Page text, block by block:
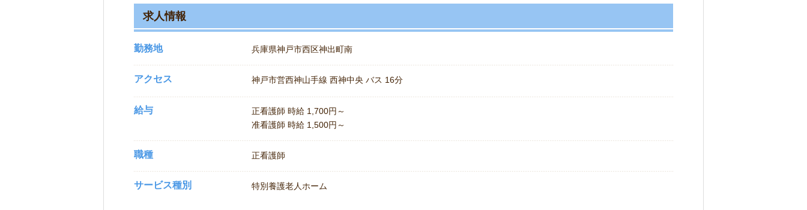
求人情報
勤務地 兵庫県神戸市西区神出町南
アクセス 神戸市営西神山手線 西神中央 バス 16分
給与
正看護師 時給 1,700円～
准看護師 時給 1,500円～
職種 正看護師
サービス種別 特別養護老人ホーム